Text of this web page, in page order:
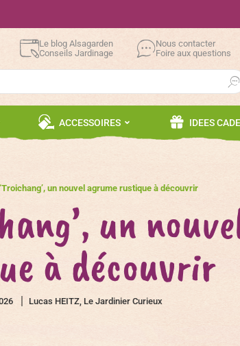
Le blog Alsagarden
Conseils Jardinage
Nous contacter
Foire aux questions
ACCESSOIRES IDEES
un nouvel agrume rustique à découvrir
un
à découvrir
Lucas HEITZ, Le Jardinier Curieux